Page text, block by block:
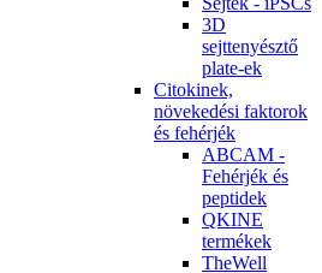
3D
sejttenyésztő
plate-ek
Citokinek,
növekedési faktorok
és fehérjék
ABCAM -
Fehérjék és
peptidek
QKINE
termékek
TheWell